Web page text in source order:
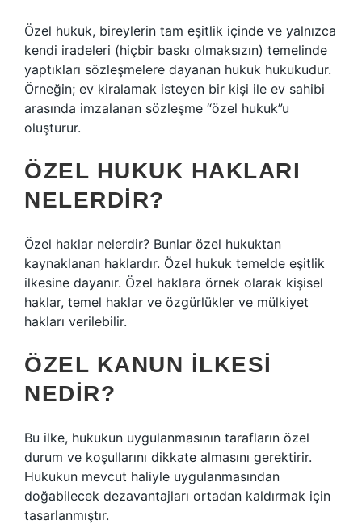
Özel hukuk, bireylerin tam eşitlik içinde ve yalnızca
kendi iradeleri (hiçbir baskı olmaksızın) temelinde
yaptıkları sözleşmelere dayanan hukuk hukukudur.
Örneğin; ev kiralamak isteyen bir kişi ile ev sahibi
arasında imzalanan sözleşme “özel hukuk”u
oluşturur.
ÖZEL HUKUK HAKLARI
NELERDIR?
Özel haklar nelerdir? Bunlar özel hukuktan
kaynaklanan haklardır. Özel hukuk temelde eşitlik
ilkesine dayanır. Özel haklara örnek olarak kişisel
haklar, temel haklar ve özgürlükler ve mülkiyet
hakları verilebilir.
ÖZEL KANUN ILKESI
NEDIR?
Bu ilke, hukukun uygulanmasının tarafların özel
durum ve koşullarını dikkate almasını gerektirir.
Hukukun mevcut haliyle uygulanmasından
doğabilecek dezavantajları ortadan kaldırmak için
tasarlanmıştır.